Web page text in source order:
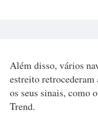
Além disso, vários
estreito retrocederam
os seus sinais, como
Trend.